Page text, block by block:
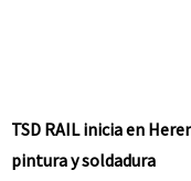
TSD RAIL inicia en
pintura y soldadura